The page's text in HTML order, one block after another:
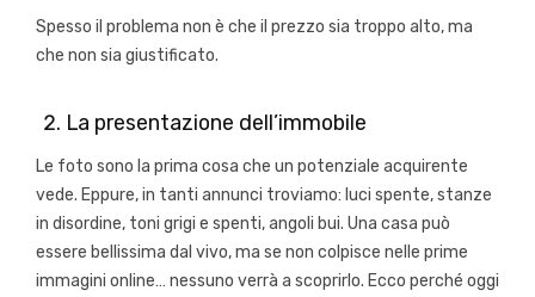
Spesso il problema non è che il prezzo sia troppo alto, ma
che non sia giustificato.
La presentazione dell’immobile
Le foto sono la prima cosa che un potenziale acquirente
vede. Eppure, in tanti annunci troviamo: luci spente, stanze
in disordine, toni grigi e spenti, angoli bui. Una casa può
essere bellissima dal vivo, ma se non colpisce nelle prime
immagini online… nessuno verrà a scoprirlo. Ecco perché oggi